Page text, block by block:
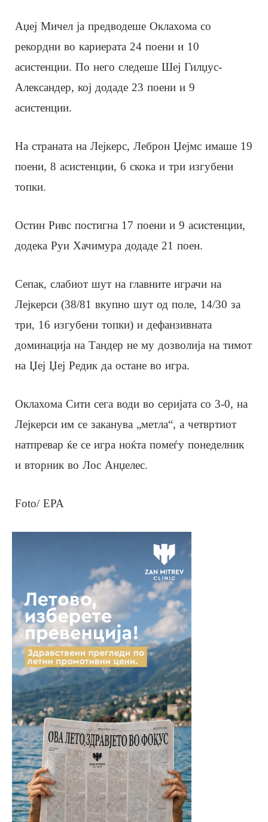
Аџеј Мичел ја предводеше Оклахома со
рекордни во кариерата 24 поени и 10
асистенции. По него следеше Шеј Гилџус-
Александер, кој додаде 23 поени и 9
асистенции.
На страната на Лејкерс, Леброн Џејмс имаше 19
поени, 8 асистенции, 6 скока и три изгубени
топки.
Остин Ривс постигна 17 поени и 9 асистенции,
додека Руи Хачимура додаде 21 поен.
Сепак, слабиот шут на главните играчи на
Лејкерси (38/81 вкупно шут од поле, 14/30 за
три, 16 изгубени топки) и дефанзивната
доминација на Тандер не му дозволија на тимот
на Џеј Џеј Редик да остане во игра.
Оклахома Сити сега води во серијата со 3-0, на
Лејкерси им се заканува „метла“, а четвртиот
натпревар ќе се игра ноќта помеѓу понеделник
и вторник во Лос Анџелес.
Foto/ EPA